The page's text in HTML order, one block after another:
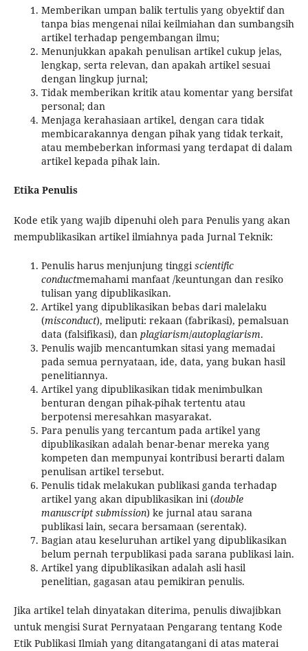
Memberikan umpan balik tertulis yang obyektif dan
tanpa bias mengenai nilai keilmiahan dan sumbangsih
artikel terhadap pengembangan ilmu;
Menunjukkan apakah penulisan artikel cukup jelas,
lengkap, serta relevan, dan apakah artikel sesuai
dengan lingkup jurnal;
Tidak memberikan kritik atau komentar yang bersifat
personal; dan
Menjaga kerahasiaan artikel, dengan cara tidak
membicarakannya dengan pihak yang tidak terkait,
atau membeberkan informasi yang terdapat di dalam
artikel kepada pihak lain.
Etika Penulis
Kode etik yang wajib dipenuhi oleh para Penulis yang akan
mempublikasikan artikel ilmiahnya pada Jurnal Teknik:
Penulis harus menjunjung tinggiscientific
conductmemahami manfaat /keuntungan dan resiko
tulisan yang dipublikasikan.
Artikel yang dipublikasikan bebas dari malelaku
(misconduct), meliputi: rekaan (fabrikasi), pemalsuan
data (falsifikasi), dan plagiarism/autoplagiarism.
Penulis wajib mencantumkan sitasi yang memadai
pada semua pernyataan, ide, data, yang bukan hasil
penelitiannya.
Artikel yang dipublikasikan tidak menimbulkan
benturan dengan pihak-pihak tertentu atau
berpotensi meresahkan masyarakat.
Para penulis yang tercantum pada artikel yang
dipublikasikan adalah benar-benar mereka yang
kompeten dan mempunyai kontribusi berarti dalam
penulisan artikel tersebut.
Penulis tidak melakukan publikasi ganda terhadap
artikel yang akan dipublikasikan ini (double
manuscript submission) ke jurnal atau sarana
publikasi lain, secara bersamaan (serentak).
Bagian atau keseluruhan artikel yang dipublikasikan
belum pernah terpublikasi pada sarana publikasi lain.
Artikel yang dipublikasikan adalah asli hasil
penelitian, gagasan atau pemikiran penulis.
Jika artikel telah dinyatakan diterima, penulis diwajibkan
untuk mengisi Surat Pernyataan Pengarang tentang Kode
Etik Publikasi Ilmiah yang ditangatangani di atas materai